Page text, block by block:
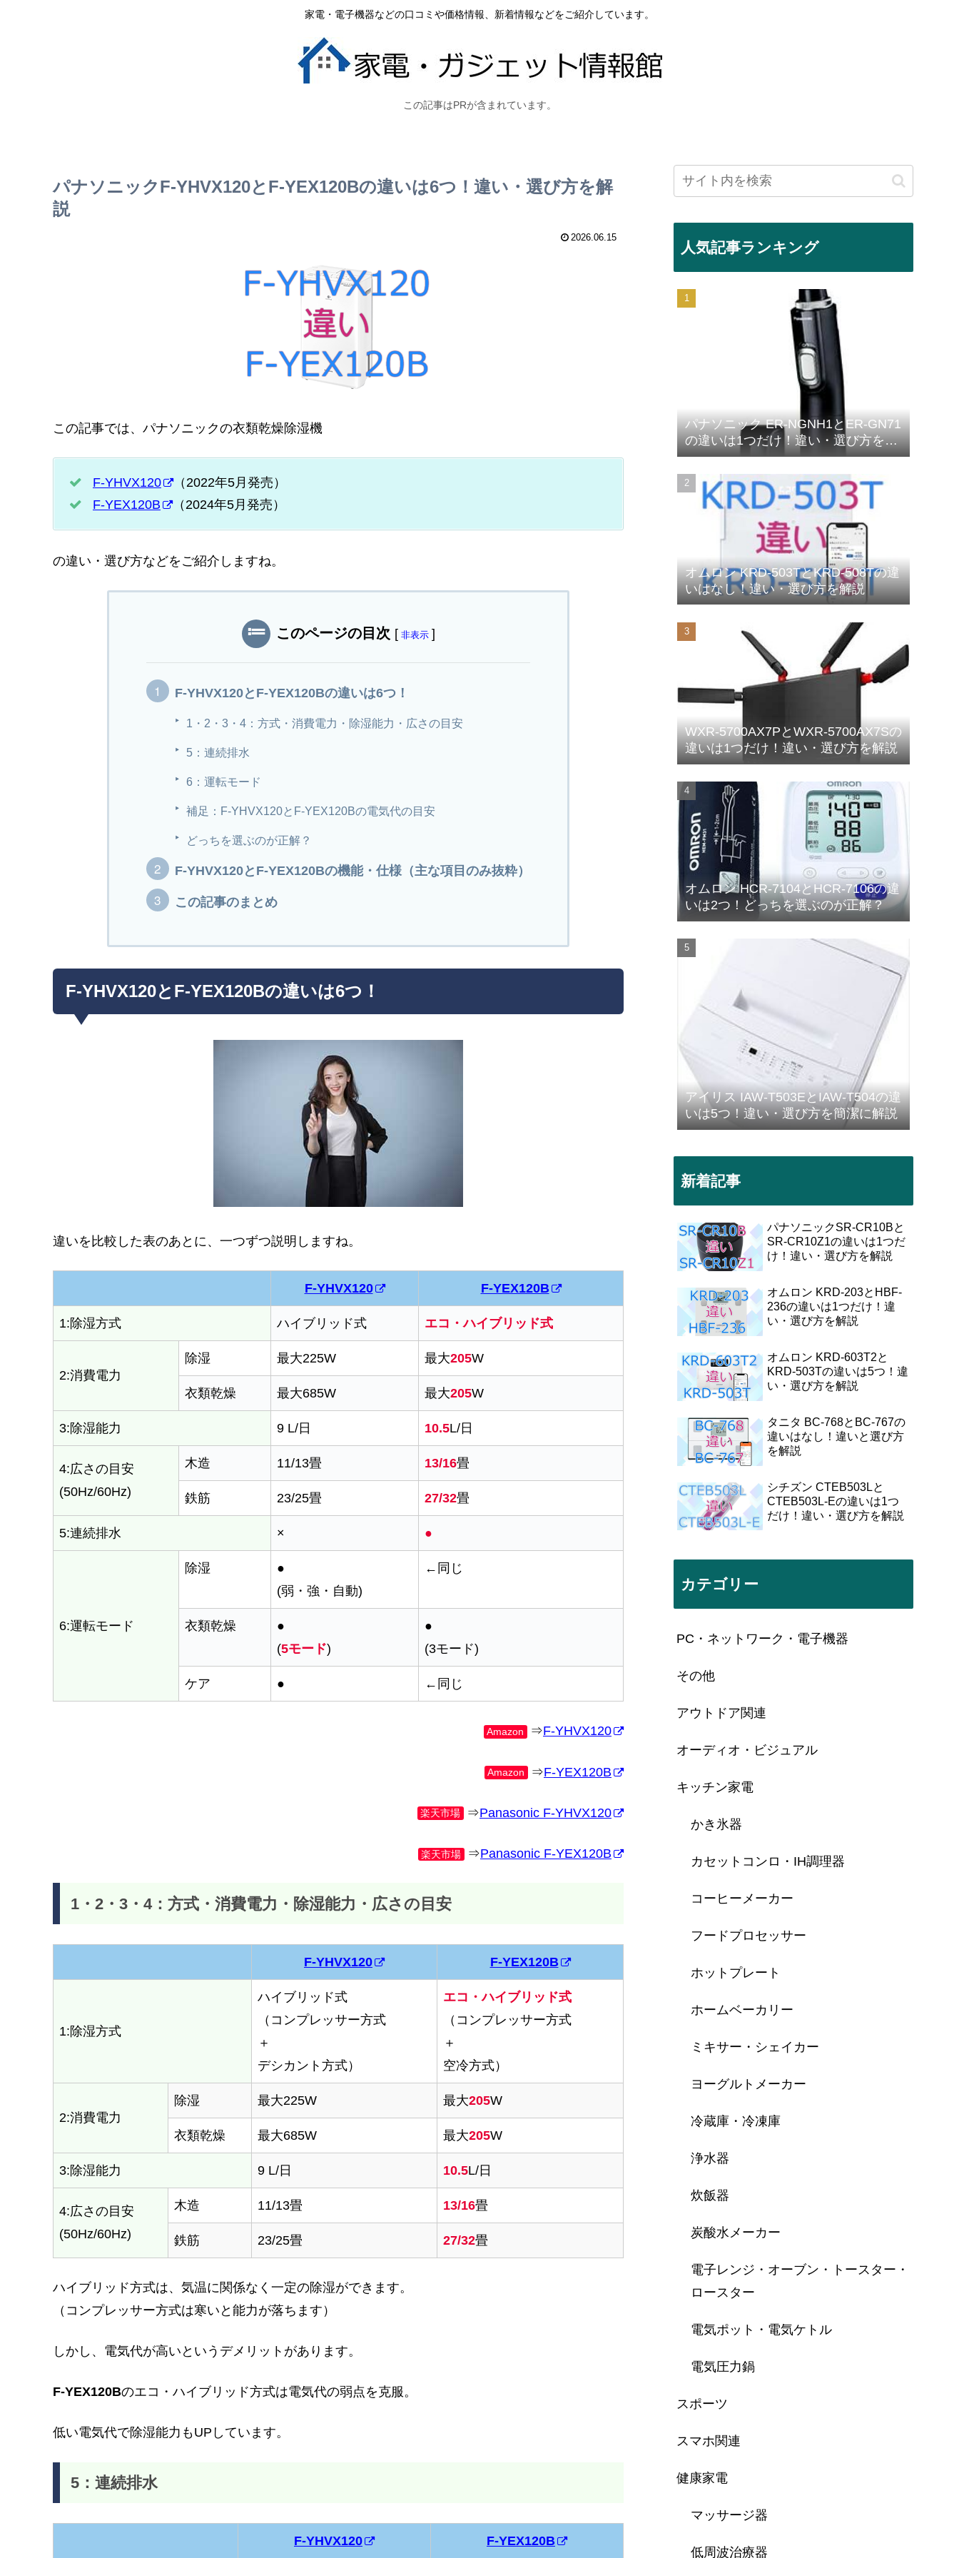
家電・電子機器などの口コミや価格情報、新着情報などをご紹介しています。
この記事はPRが含まれています。
パナソニックF-YHVX120とF-YEX120Bの違いは6つ！違い・選び方を解
説
2026.06.15
この記事では、パナソニックの衣類乾燥除湿機
F-YHVX120
（2022年5月発売）
F-YEX120B
（2024年5月発売）
の違い・選び方などをご紹介しますね。
このページの目次 [ 非表示 ]
F-YHVX120とF-YEX120Bの違いは6つ！
1・2・3・4：方式・消費電力・除湿能力・広さの目安
5：連続排水
6：運転モード
補足：F-YHVX120とF-YEX120Bの電気代の目安
どっちを選ぶのが正解？
F-YHVX120とF-YEX120Bの機能・仕様（主な項目のみ抜粋）
この記事のまとめ
F-YHVX120とF-YEX120Bの違いは6つ！
違いを比較した表のあとに、一つずつ説明しますね。
F-YHVX120 F-YEX120B
1:除湿方式 ハイブリッド式 エコ・ハイブリッド式
2:消費電力
除湿 最大225W 最大205W
衣類乾燥 最大685W 最大205W
3:除湿能力 9 L/日 10.5L/日
4:広さの目安
(50Hz/60Hz)
木造 11/13畳 13/16畳
鉄筋 23/25畳 27/32畳
5:連続排水 × ●
6:運転モード
除湿
●
(弱・強・自動)
←同じ
衣類乾燥
●
(5モード)
●
(3モード)
ケア ● ←同じ
Amazon ⇒F-YHVX120
Amazon ⇒F-YEX120B
楽天市場 ⇒Panasonic F-YHVX120
楽天市場 ⇒Panasonic F-YEX120B
1・2・3・4：方式・消費電力・除湿能力・広さの目安
F-YHVX120 F-YEX120B
1:除湿方式
ハイブリッド式
（コンプレッサー方式
＋
デシカント方式）
エコ・ハイブリッド式
（コンプレッサー方式
＋
空冷方式）
2:消費電力
除湿 最大225W 最大205W
衣類乾燥 最大685W 最大205W
3:除湿能力 9 L/日 10.5L/日
4:広さの目安
(50Hz/60Hz)
木造 11/13畳 13/16畳
鉄筋 23/25畳 27/32畳
ハイブリッド方式は、気温に関係なく一定の除湿ができます。
（コンプレッサー方式は寒いと能力が落ちます）
しかし、電気代が高いというデメリットがあります。
F-YEX120Bのエコ・ハイブリッド方式は電気代の弱点を克服。
低い電気代で除湿能力もUPしています。
5：連続排水
F-YHVX120 F-YEX120B
人気記事ランキング
パナソニック ER-NGNH1とER-GN71
の違いは1つだけ！違い・選び方を解
説
オムロン KRD-503TとKRD-508Tの違
いはなし！違い・選び方を解説
WXR-5700AX7PとWXR-5700AX7Sの
違いは1つだけ！違い・選び方を解説
オムロン HCR-7104とHCR-7106の違
いは2つ！どっちを選ぶのが正解？
アイリス IAW-T503EとIAW-T504の違
いは5つ！違い・選び方を簡潔に解説
新着記事
パナソニックSR-CR10Bと
SR-CR10Z1の違いは1つだ
け！違い・選び方を解説
オムロン KRD-203とHBF-
236の違いは1つだけ！違
い・選び方を解説
オムロン KRD-603T2と
KRD-503Tの違いは5つ！違
い・選び方を解説
タニタ BC-768とBC-767の
違いはなし！違いと選び方
を解説
シチズン CTEB503Lと
CTEB503L-Eの違いは1つ
だけ！違い・選び方を解説
カテゴリー
PC・ネットワーク・電子機器
その他
アウトドア関連
オーディオ・ビジュアル
キッチン家電
かき氷器
カセットコンロ・IH調理器
コーヒーメーカー
フードプロセッサー
ホットプレート
ホームベーカリー
ミキサー・シェイカー
ヨーグルトメーカー
冷蔵庫・冷凍庫
浄水器
炊飯器
炭酸水メーカー
電子レンジ・オーブン・トースター・
ロースター
電気ポット・電気ケトル
電気圧力鍋
スポーツ
スマホ関連
健康家電
マッサージ器
低周波治療器